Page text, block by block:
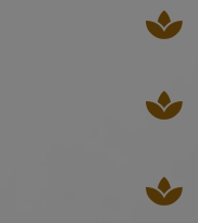


